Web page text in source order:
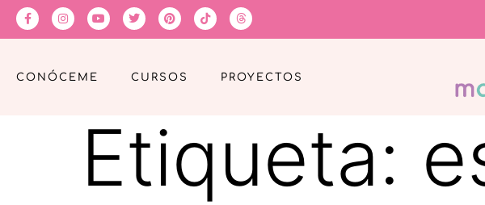
CONÓCEME CURSOS PROYECTOS
Etiqueta: